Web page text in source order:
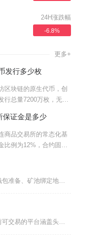
24H涨跌幅
-6.8%
更多+
发行多少枚
区块链的原生代币，创
行总量7200万枚，无永
保证金是多少
商品交易所的常态化基
比例为12%，合约固定
BTC矿池提币的核心流程主要包含钱包准备、矿池绑定地址、发起提币申请、等待区块确认到账四个
波场币作为主流公链原生代币，目前可交易的平台涵盖头部一线交易所、合规区域性平台以及去中心化